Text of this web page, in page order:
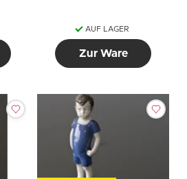
AUF LAGER
Zur Ware